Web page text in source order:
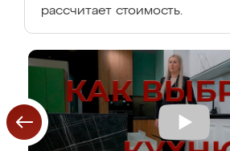
рассчитает стоимость.